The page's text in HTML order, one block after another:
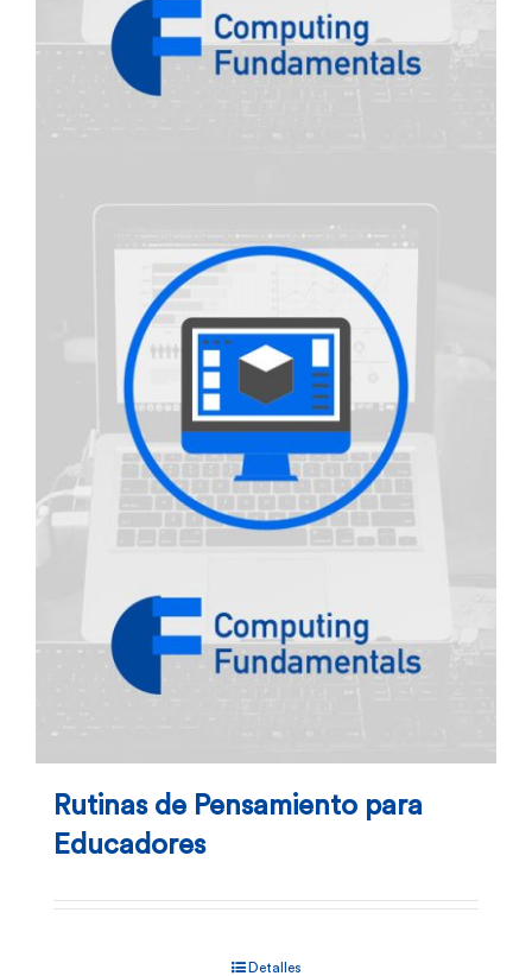
Rutinas de Pensamiento para
Educadores
Detalles